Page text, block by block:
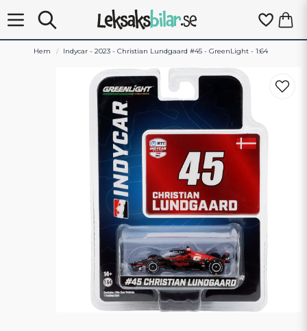
Hem Indycar - 2023 - Christian Lundgaard #45 - GreenLight - 1:64